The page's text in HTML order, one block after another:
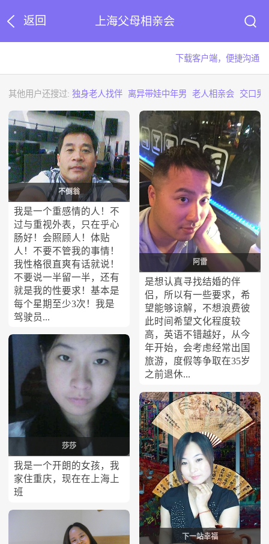
返回 上海父母相亲会
下载客户端，便捷沟通
其他用户还搜过:独身老人找伴 离异带娃中年男 老人相亲会 交口男
不倒翁
我是一个重感情的人！不
过与重视外表，只在乎心
肠好！会照顾人！体贴
人！不要不管我的事情！
我性格很直爽有话就说！
不要说一半留一半，还有
就是我的性要求！基本是
每个星期至少3次！我是
驾驶员...
莎莎
我是一个开朗的女孩，我
家住重庆，现在在上海上
班
阿雷
是想认真寻找结婚的伴
侣，所以有一些要求，希
望能够谅解，不想浪费彼
此时间希望文化程度较
高，英语不错越好，从今
年开始，会考虑经常出国
旅游，度假等争取在35岁
之前退休...
下一站幸福